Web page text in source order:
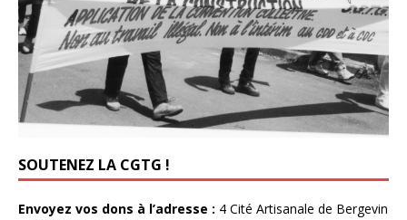
SOUTENEZ LA CGTG !
Envoyez vos dons à l’adresse : 4 Cité Artisanale de Bergevin